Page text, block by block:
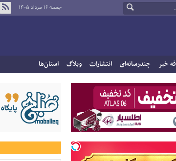
جمعه ۱۶ مرداد ۱۴۰۵
خبر چندرسانه‌ای انتشارات وبلاگ استان‌ها